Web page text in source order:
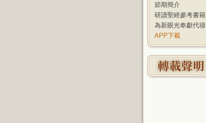
節期簡介
研讀聖經參考書籍
為新眼光奉獻代禱
APP下載